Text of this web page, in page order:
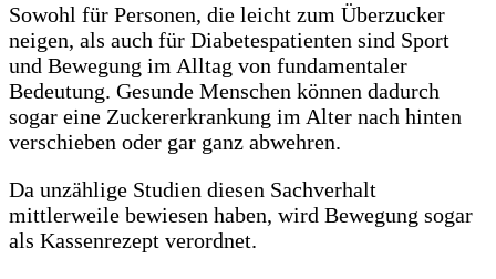
Sowohl für Personen, die leicht zum Überzucker
neigen, als auch für Diabetespatienten sind Sport
und Bewegung im Alltag von fundamentaler
Bedeutung. Gesunde Menschen können dadurch
sogar eine Zuckererkrankung im Alter nach hinten
verschieben oder gar ganz abwehren.
Da unzählige Studien diesen Sachverhalt
mittlerweile bewiesen haben, wird Bewegung sogar
als Kassenrezept verordnet.